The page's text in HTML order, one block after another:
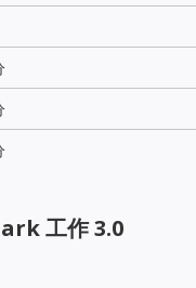
工作 3.0